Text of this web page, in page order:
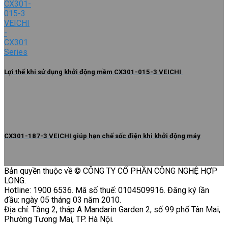
Lợi thế khi sử dụng khởi động mềm CX301-015-3 VEICHI
CX301-187-3 VEICHI giúp hạn chế sốc điện khi khởi động máy
Bản quyền thuộc về © CÔNG TY CỔ PHẦN CÔNG NGHỆ HỢP
LONG.
Hotline: 1900 6536. Mã số thuế: 0104509916. Đăng ký lần
đầu: ngày 05 tháng 03 năm 2010.
Địa chỉ: Tầng 2, tháp A Mandarin Garden 2, số 99 phố Tân Mai,
Phường Tương Mai, TP. Hà Nội.